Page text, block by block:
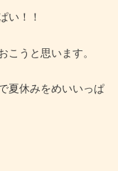
い！！
こうと思います。
夏休みをめいいっぱ